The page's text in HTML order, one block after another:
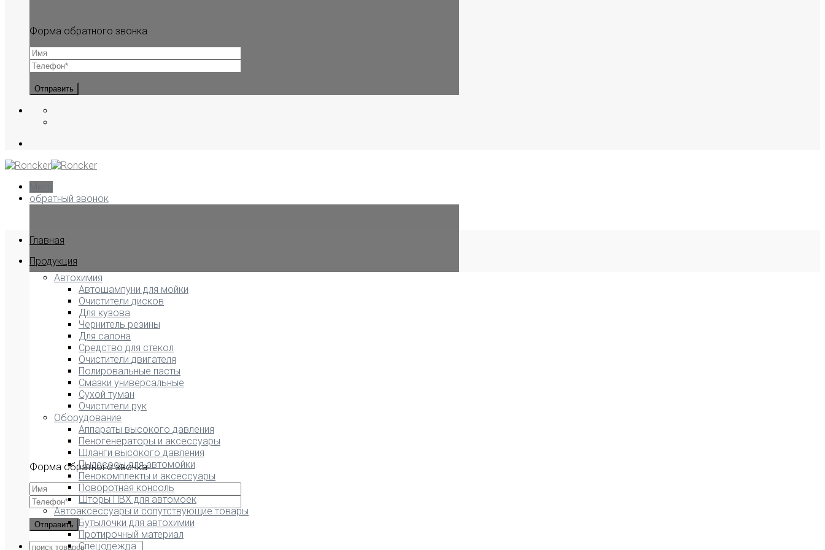
Форма обратного звонка
обратный звонок
Форма обратного звонка
Главная
Продукция
Автохимия
Автошампуни для мойки
Очистители дисков
Для кузова
Чернитель резины
Для салона
Средство для стекол
Очистители двигателя
Полировальные пасты
Смазки универсальные
Сухой туман
Очистители рук
Оборудование
Аппараты высокого давления
Пеногенераторы и аксессуары
Шланги высокого давления
Пылесосы для автомойки
Пенокомплекты и аксессуары
Поворотная консоль
Шторы ПВХ для автомоек
Автоаксессуары и сопутствующие товары
Бутылочки для автохимии
Протирочный материал
Спецодежда